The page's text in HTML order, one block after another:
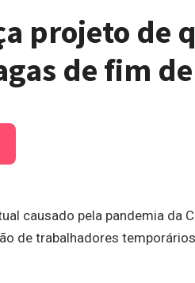
projeto de
de fim
causado pela pandemia da
de trabalhadores